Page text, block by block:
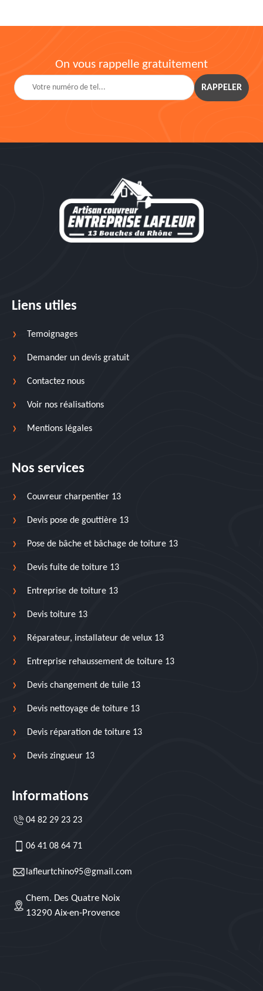
On vous rappelle gratuitement
Liens utiles
Temoignages
Demander un devis gratuit
Contactez nous
Voir nos réalisations
Mentions légales
Nos services
Couvreur charpentier 13
Devis pose de gouttière 13
Pose de bâche et bâchage de toiture 13
Devis fuite de toiture 13
Entreprise de toiture 13
Devis toiture 13
Réparateur, installateur de velux 13
Entreprise rehaussement de toiture 13
Devis changement de tuile 13
Devis nettoyage de toiture 13
Devis réparation de toiture 13
Devis zingueur 13
Informations
04 82 29 23 23
06 41 08 64 71
lafleurtchino95@gmail.com
Chem. Des Quatre Noix
13290 Aix-en-Provence